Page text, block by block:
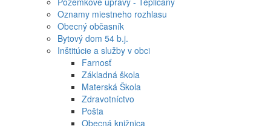
Oznamy miestneho rozhlasu
Obecný občasník
Bytový dom 54 b.j.
Inštitúcie a služby v obci
Farnosť
Základná škola
Materská Škola
Zdravotníctvo
Pošta
Obecná knižnica